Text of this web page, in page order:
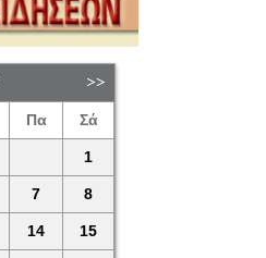
Πα Σά
1
7 8
14 15